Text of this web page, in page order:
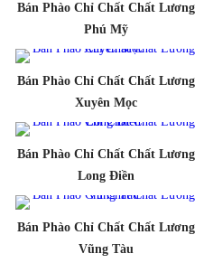
Bán Phào Chỉ Chất Chất Lương
Phú Mỹ
Bán Phào Chỉ Chất Chất Lương
Xuyên Mọc
Bán Phào Chỉ Chất Chất Lương
Long Điền
Bán Phào Chỉ Chất Chất Lương
Vũng Tàu